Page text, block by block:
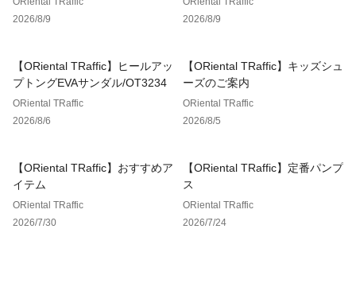
2026/8/9
2026/8/9
【ORiental TRaffic】ヒールアッ
プトングEVAサンダル/OT3234
ORiental TRaffic
2026/8/6
【ORiental TRaffic】キッズシュ
ーズのご案内
ORiental TRaffic
2026/8/5
【ORiental TRaffic】おすすめア
イテム
ORiental TRaffic
2026/7/30
【ORiental TRaffic】定番パンプ
ス
ORiental TRaffic
2026/7/24